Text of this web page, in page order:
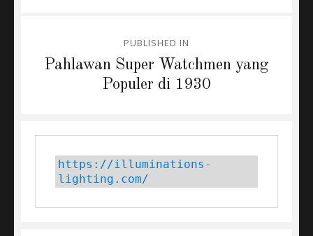
navigation
PUBLISHED IN
Pahlawan Super Watchmen yang
Populer di 1930
https://illuminations-
lighting.com/